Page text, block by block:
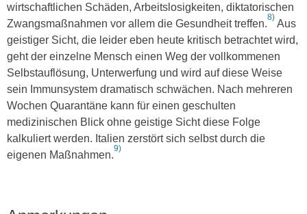
wirtschaftlichen Schäden, Arbeitslosigkeiten, diktatorischen
Zwangsmaßnahmen vor allem die Gesundheit treffen.
8)
Aus
geistiger Sicht, die leider eben heute kritisch betrachtet wird,
geht der einzelne Mensch einen Weg der vollkommenen
Selbstauflösung, Unterwerfung und wird auf diese Weise
sein Immunsystem dramatisch schwächen. Nach mehreren
Wochen Quarantäne kann für einen geschulten
medizinischen Blick ohne geistige Sicht diese Folge
kalkuliert werden. Italien zerstört sich selbst durch die
eigenen Maßnahmen.
9)